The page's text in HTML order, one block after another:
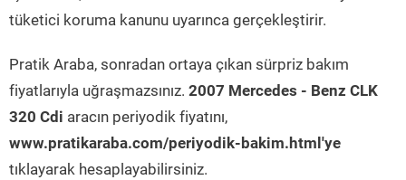
tüketici koruma kanunu uyarınca gerçekleştirir.
Pratik Araba, sonradan ortaya çıkan sürpriz bakım
fiyatlarıyla uğraşmazsınız. 2007 Mercedes - Benz CLK
320 Cdi aracın periyodik fiyatını,
www.pratikaraba.com/periyodik-bakim.html'ye
tıklayarak hesaplayabilirsiniz.